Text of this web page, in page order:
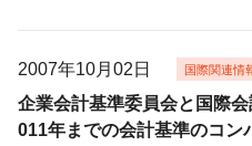
2007年10月02日 国際関連情
企業会計基準委員会と国際
011年までの会計基準のコン